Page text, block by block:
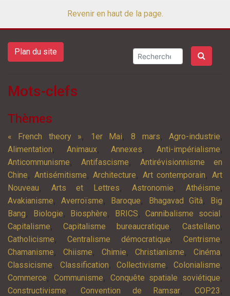
Revenir en haut de la page.
Plan du site
Mots-clefs
Thèmes
« French theory », 1er Mai,8 mars, Agro-industrie,
Alimentation, Animaux,Annexes,Anti-impérialisme,
Anticommunisme, Antifascisme, Antirévisionnisme en
Chine, Antisémitisme,Architecture, Art contemporain,Art
Nouveau,Arts et Lettres, Astronomie,Athéisme,
Avakianisme,Averroïsme, Baroque, Bhagavad Gîtâ,
Big
Bang, Biologie, Biosphère, BRICS,Cannibalisme social ,
Capitalisme,Capitalisme bureaucratique,Castellano,
Catholicisme,Centralisme démocratique,Centrisme,
Chamanisme, Chiisme, Chimie,Christianisme, Cinéma,
Classicisme, Classification, Collectivisme, Colonialisme,
Commerce, Communisme, Conquête spatiale soviétique,
Constructivisme, Convention de Ramsar, COP23 ,